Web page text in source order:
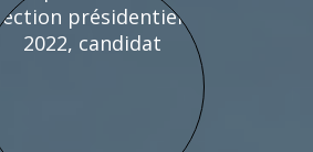
de commentaires dédiée au débat
Pas d'insultes. Merci.